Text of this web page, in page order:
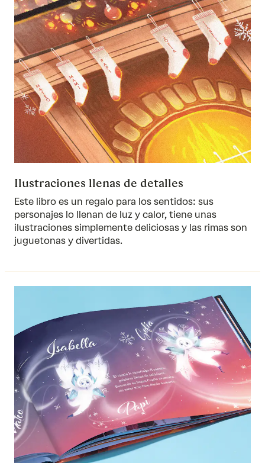
Ilustraciones llenas de detalles
Este libro es un regalo para los sentidos: sus
personajes lo llenan de luz y calor, tiene unas
ilustraciones simplemente deliciosas y las rimas son
juguetonas y divertidas.